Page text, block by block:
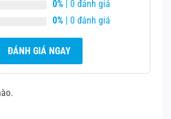
tiếp xúc mạnh với bề mặt cứng, phần
sẽ bị ảnh hưởng nghiêm trọng.
13 có thể bị nứt mẻ hoặc sứt rời
thiệp phần cứng nếu nghiêm
0% | 0 đánh giá
0% | 0 đánh giá
ĐÁNH GIÁ NGAY